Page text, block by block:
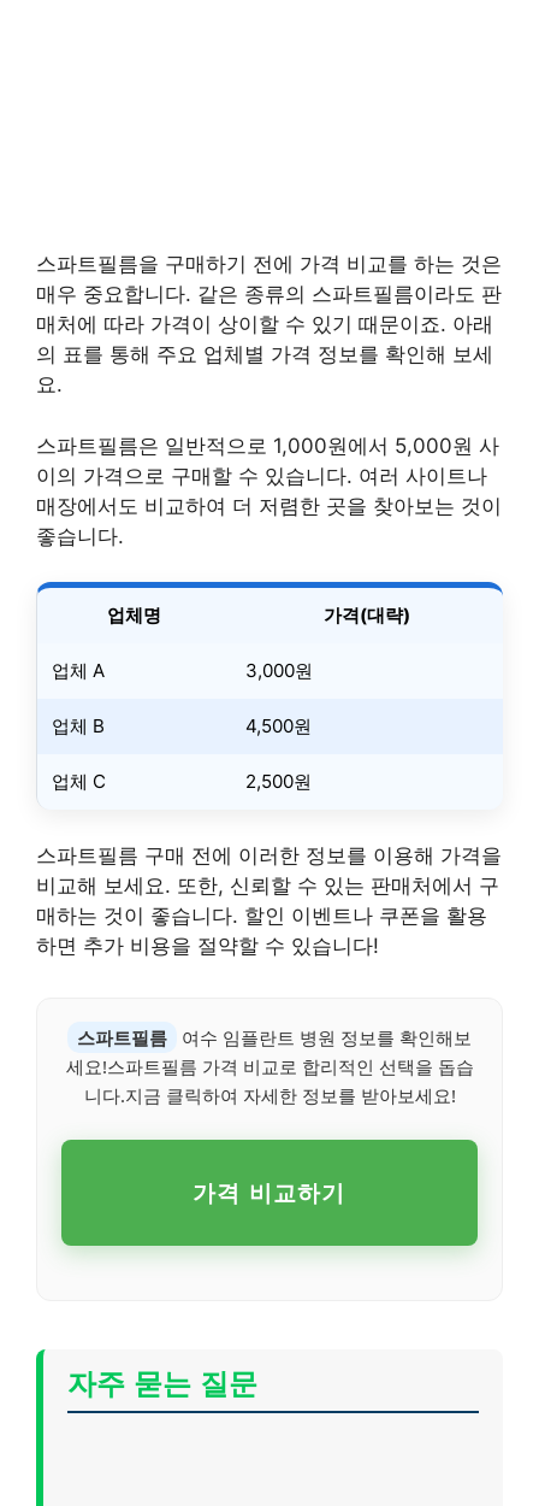
스파트필름을 구매하기 전에 가격 비교를 하는 것은
매우 중요합니다. 같은 종류의 스파트필름이라도 판
매처에 따라 가격이 상이할 수 있기 때문이죠. 아래
의 표를 통해 주요 업체별 가격 정보를 확인해 보세
요.
스파트필름은 일반적으로 1,000원에서 5,000원 사
이의 가격으로 구매할 수 있습니다. 여러 사이트나
매장에서도 비교하여 더 저렴한 곳을 찾아보는 것이
좋습니다.
업체명 가격(대략)
업체 A 3,000원
업체 B 4,500원
업체 C 2,500원
스파트필름 구매 전에 이러한 정보를 이용해 가격을
비교해 보세요. 또한, 신뢰할 수 있는 판매처에서 구
매하는 것이 좋습니다. 할인 이벤트나 쿠폰을 활용
하면 추가 비용을 절약할 수 있습니다!
스파트필름
여수 임플란트 병원 정보를 확인해보
세요!스파트필름 가격 비교로 합리적인 선택을 돕습
니다.지금 클릭하여 자세한 정보를 받아보세요!
가격 비교하기
자주 묻는 질문